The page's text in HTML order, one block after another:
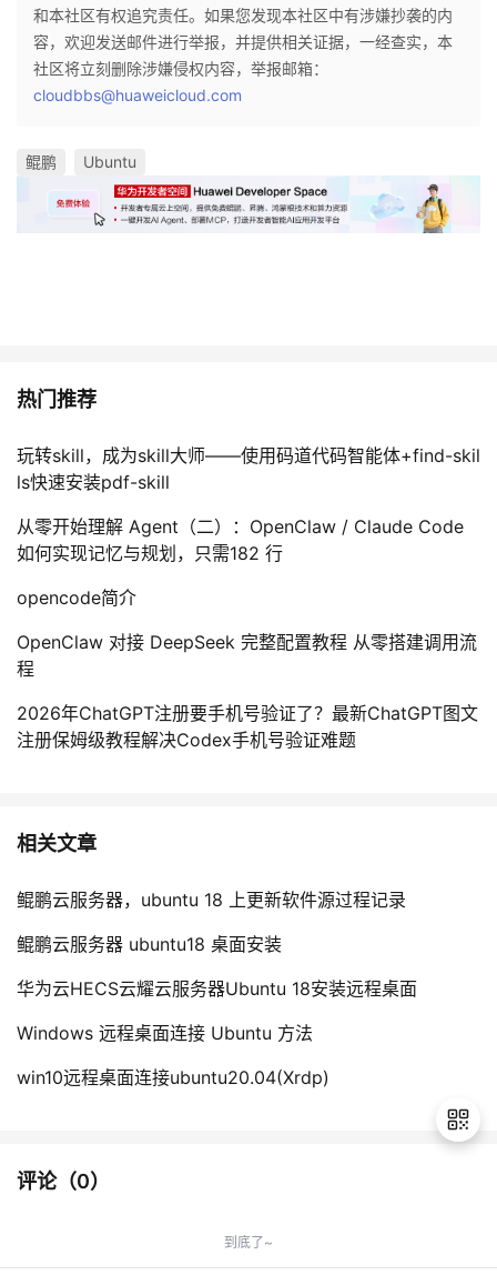
和本社区有权追究责任。如果您发现本社区中有涉嫌抄袭的内
容，欢迎发送邮件进行举报，并提供相关证据，一经查实，本
社区将立刻删除涉嫌侵权内容，举报邮箱：
cloudbbs@huaweicloud.com
鲲鹏 Ubuntu
热门推荐
玩转skill，成为skill大师——使用码道代码智能体+find-skil
ls快速安装pdf-skill
从零开始理解 Agent（二）：OpenClaw / Claude Code
如何实现记忆与规划，只需182 行
opencode简介
OpenClaw 对接 DeepSeek 完整配置教程 从零搭建调用流
程
2026年ChatGPT注册要手机号验证了？最新ChatGPT图文
注册保姆级教程解决Codex手机号验证难题
相关文章
鲲鹏云服务器，ubuntu 18 上更新软件源过程记录
鲲鹏云服务器 ubuntu18 桌面安装
华为云HECS云耀云服务器Ubuntu 18安装远程桌面
Windows 远程桌面连接 Ubuntu 方法
win10远程桌面连接ubuntu20.04(Xrdp)
评论（0）
到底了~